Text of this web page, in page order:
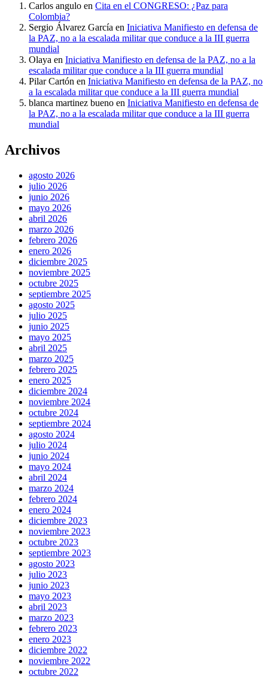
Carlos angulo en Cita en el CONGRESO: ¿Paz para
Colombia?
Sergio Álvarez García en Iniciativa Manifiesto en defensa de
la PAZ, no a la escalada militar que conduce a la III guerra
mundial
Olaya en Iniciativa Manifiesto en defensa de la PAZ, no a la
escalada militar que conduce a la III guerra mundial
Pilar Cartón en Iniciativa Manifiesto en defensa de la PAZ, no
a la escalada militar que conduce a la III guerra mundial
blanca martinez bueno en Iniciativa Manifiesto en defensa de
la PAZ, no a la escalada militar que conduce a la III guerra
mundial
Archivos
agosto 2026
julio 2026
junio 2026
mayo 2026
abril 2026
marzo 2026
febrero 2026
enero 2026
diciembre 2025
noviembre 2025
octubre 2025
septiembre 2025
agosto 2025
julio 2025
junio 2025
mayo 2025
abril 2025
marzo 2025
febrero 2025
enero 2025
diciembre 2024
noviembre 2024
octubre 2024
septiembre 2024
agosto 2024
julio 2024
junio 2024
mayo 2024
abril 2024
marzo 2024
febrero 2024
enero 2024
diciembre 2023
noviembre 2023
octubre 2023
septiembre 2023
agosto 2023
julio 2023
junio 2023
mayo 2023
abril 2023
marzo 2023
febrero 2023
enero 2023
diciembre 2022
noviembre 2022
octubre 2022